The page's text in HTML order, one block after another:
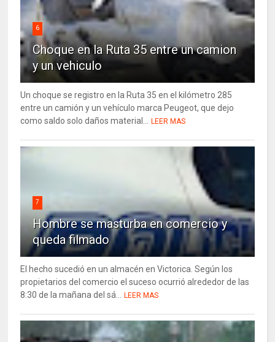
6
Choque en la Ruta 35 entre un camion
y un vehiculo
Un choque se registro en la Ruta 35 en el kilómetro 285
entre un camión y un vehículo marca Peugeot, que dejo
como saldo solo daños material... LEER MAS
7
Hombre se masturba en comercio y
queda filmado
El hecho sucedió en un almacén en Victorica. Según los
propietarios del comercio el suceso ocurrió alrededor de las
8:30 de la mañana del sá... LEER MAS